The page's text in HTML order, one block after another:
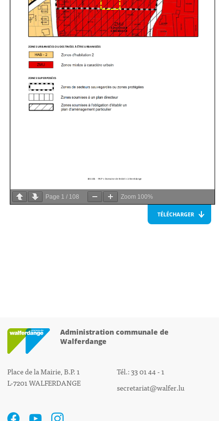
Page 1 / 108 Zoom 100%
TÉLÉCHARGER
Administration communale de
Walferdange
Place de la Mairie, B.P. 1
L-7201 WALFERDANGE
Tél.: 33 01 44 - 1
secretariat@walfer.lu